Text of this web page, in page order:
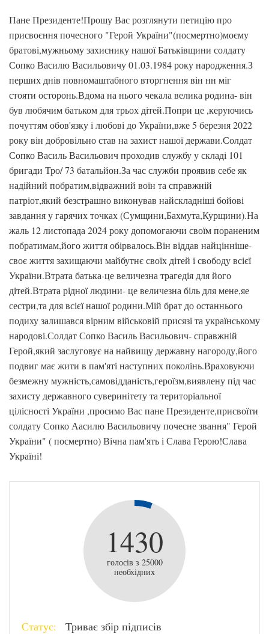
Пане Президенте!Прошу Вас розглянути петицію про
присвоєння почесного "Герой України"(посмертно)моєму
братові,мужньому захиснику нашої Батьківщини солдату
Сопко Василю Васильовичу 01.03.1984 року народження.З
перших днів повномаштабного вторгнення він нн міг
стояти осторонь.Вдома на нього чекала велика родина- він
був любячим батьком для трьох дітей.Попри це ,керуючись
почуттям обов'язку і любові до України,вже 5 березня 2022
року він добровільно став на захист нашої держави.Солдат
Сопко Василь Васильович проходив службу у складі 101
бригади Тро/ 73 батальйон.За час служби проявив себе як
надійний побратим,відважний воїн та справжній
патріот,який безстрашно виконував найскладніші бойові
завдання у гарячих точках (Сумщини,Бахмута,Курщини).На
жаль 12 листопада 2024 року допомогаючи своїм пораненим
побратимам,його життя обірвалось.Він віддав найцінніше-
своє життя захищаючи майбутнє своїх дітей і свободу всієї
України.Втрата батька-це величезна трагедія для його
дітей.Втрата рідної людини- це величезна біль для мене,яе
сестри,та для всієї нашої родини.Мій брат до останнього
подиху залишався вірним військовій присязі та українському
народові.Солдат Сопко Василь Васильович- справжній
Герой,який заслуговує на найвищу державну нагороду,його
подвиг має жити в пам'яті наступних поколінь.Враховуючи
безмежну мужність,самовідданість,героїзм,виявлену під час
захисту державного суверинітету та територіальної
цілісності України ,просимо Вас пане Президенте,присвоїти
солдату Сопко Аасилю Васильовичу почесне звання" Герой
України" ( посмертно) Вічна пам'ять і Слава Герою!Слава
Україні!
1430
голосів з 25000
необхідних
Статус: Триває збір підписів